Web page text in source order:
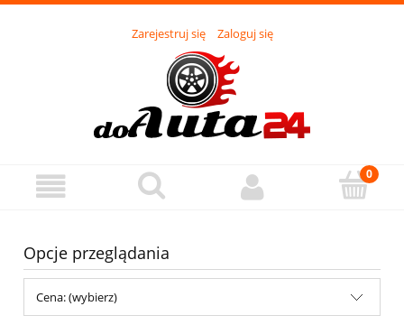
Zarejestruj się Zaloguj się
Opcje przeglądania
Cena: (wybierz)